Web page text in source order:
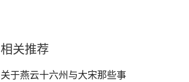
相关推荐
关于燕云十六州与大宋那些事